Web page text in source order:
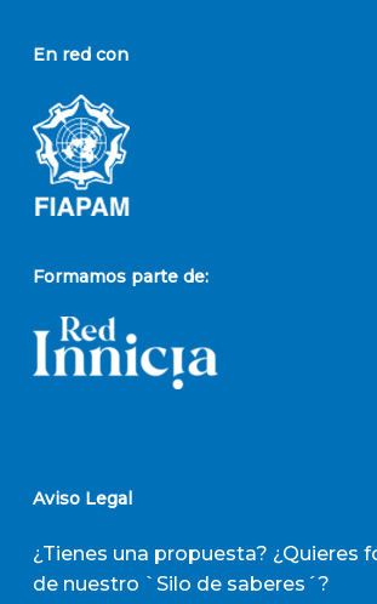
En red con
Formamos parte de:
Aviso Legal
¿Tienes una propuesta? ¿Quieres
de nuestro `Silo de saberes´?